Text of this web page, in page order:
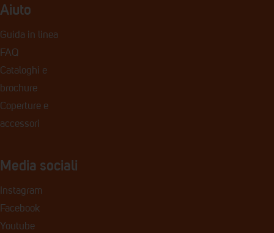
Aiuto
Guida in linea
FAQ
Cataloghi e
brochure
Coperture e
accessori
Media sociali
Instagram
Facebook
Youtube